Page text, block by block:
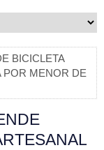
BICICLETA
POR MENOR DE